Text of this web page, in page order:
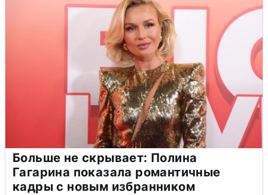
Больше не скрывает: Полина
Гагарина показала романтичные
кадры с новым избранником